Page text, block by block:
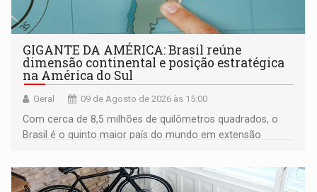
GIGANTE DA AMÉRICA: Brasil reúne
dimensão continental e posição estratégica
na América do Sul
Geral 09 de Agosto de 2026 às 15:00
Com cerca de 8,5 milhões de quilômetros quadrados, o
Brasil é o quinto maior país do mundo em extensão